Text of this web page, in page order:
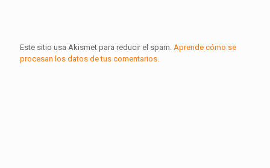
Este sitio usa Akismet para reducir el spam. Aprende cómo se
procesan los datos de tus comentarios.